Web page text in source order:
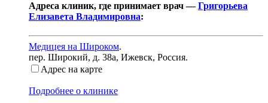
Адреса клиник, где принимает врач —Григорьева
Елизавета Владимировна:
Медицея на Широком.
пер. Широкий, д. 38а, Ижевск, Россия.
Адрес на карте
Подробнее о клинике